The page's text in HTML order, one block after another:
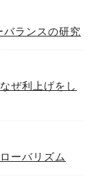
ランスの研究
ぜ利上げをし
ーバリズム